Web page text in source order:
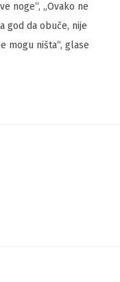
noge“, „Ovako ne
god da obuče, nije
mogu ništa“, glase